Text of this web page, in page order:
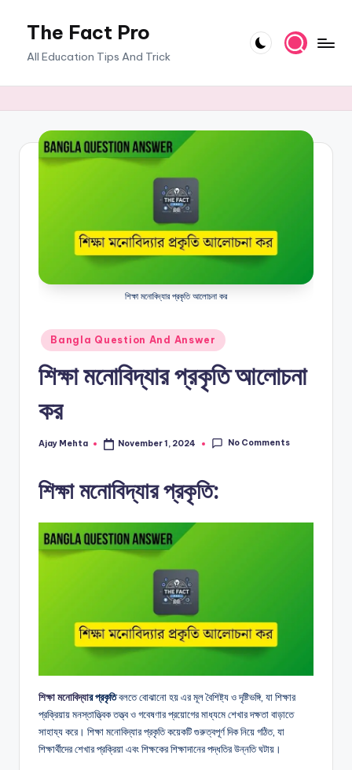
The Fact Pro
All Education Tips And Trick
শিক্ষা মনোবিদ্যার প্রকৃতি আলোচনা কর
Posted
in
Bangla Question And Answer
শিক্ষা মনোবিদ্যার প্রকৃতি আলোচনা
কর
Posted
Ajay Mehta November 1, 2024 No Comments
শিক্ষা মনোবিদ্যার প্রকৃতি:
শিক্ষা মনোবিদ্যার প্রকৃতিবলতে বোঝানো হয় এর মূল বৈশিষ্ট্য ও দৃষ্টিভঙ্গি, যা শিক্ষার
প্রক্রিয়ায় মনস্তাত্ত্বিক তত্ত্ব ও গবেষণার প্রয়োগের মাধ্যমে শেখার দক্ষতা বাড়াতে
সাহায্য করে। শিক্ষা মনোবিদ্যার প্রকৃতি কয়েকটি গুরুত্বপূর্ণ দিক নিয়ে গঠিত, যা
শিক্ষার্থীদের শেখার প্রক্রিয়া এবং শিক্ষকের শিক্ষাদানের পদ্ধতির উন্নতি ঘটায়।